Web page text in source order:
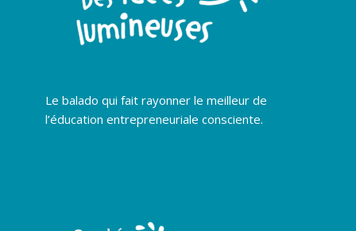
Le balado qui fait rayonner le meilleur de
l’éducation entrepreneuriale consciente.